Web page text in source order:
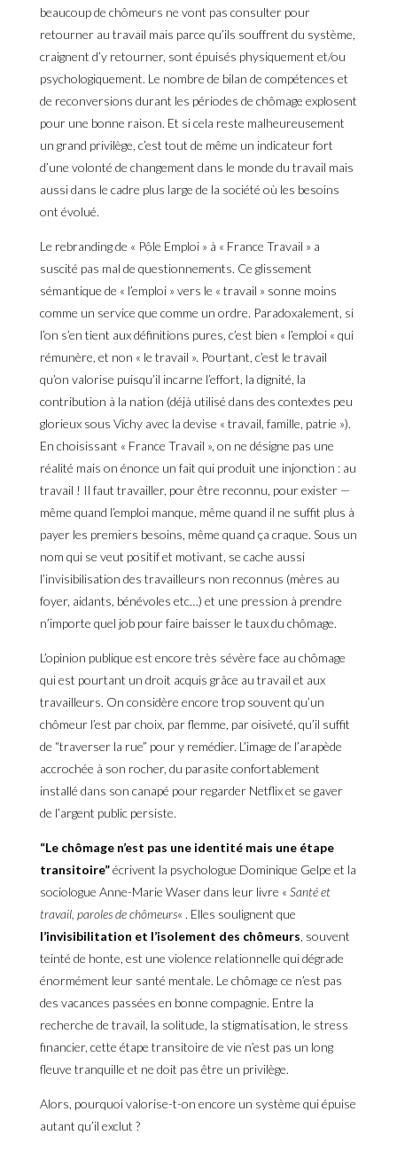
beaucoup de chômeurs ne vont pas consulter pour
retourner au travail mais parce qu’ils souffrent du système,
craignent d’y retourner, sont épuisés physiquement et/ou
psychologiquement. Le nombre de bilan de compétences et
de reconversions durant les périodes de chômage explosent
pour une bonne raison. Et si cela reste malheureusement
un grand privilège, c’est tout de même un indicateur fort
d’une volonté de changement dans le monde du travail mais
aussi dans le cadre plus large de la société où les besoins
ont évolué.
Le rebranding de « Pôle Emploi » à « France Travail » a
suscité pas mal de questionnements. Ce glissement
sémantique de « l’emploi » vers le « travail » sonne moins
comme un service que comme un ordre. Paradoxalement, si
l’on s’en tient aux définitions pures, c’est bien « l’emploi « qui
rémunère, et non « le travail ». Pourtant, c’est le travail
qu’on valorise puisqu’il incarne l’effort, la dignité, la
contribution à la nation (déjà utilisé dans des contextes peu
glorieux sous Vichy avec la devise « travail, famille, patrie »).
En choisissant « France Travail », on ne désigne pas une
réalité mais on énonce un fait qui produit une injonction : au
travail ! Il faut travailler, pour être reconnu, pour exister —
même quand l’emploi manque, même quand il ne suffit plus à
payer les premiers besoins, même quand ça craque. Sous un
nom qui se veut positif et motivant, se cache aussi
l’invisibilisation des travailleurs non reconnus (mères au
foyer, aidants, bénévoles etc…) et une pression à prendre
n’importe quel job pour faire baisser le taux du chômage.
L’opinion publique est encore très sévère face au chômage
qui est pourtant un droit acquis grâce au travail et aux
travailleurs. On considère encore trop souvent qu’un
chômeur l’est par choix, par flemme, par oisiveté, qu’il suffit
de “traverser la rue” pour y remédier. L’image de l’arapède
accrochée à son rocher, du parasite confortablement
installé dans son canapé pour regarder Netflix et se gaver
de l’argent public persiste.
“Le chômage n’est pas une identité mais une étape
transitoire”écrivent la psychologue Dominique Gelpe et la
sociologue Anne-Marie Waser dans leur livre « Santé et
travail, paroles de chômeurs« . Elles soulignent que
l’invisibilitation et l’isolement des chômeurs, souvent
teinté de honte, est une violence relationnelle qui dégrade
énormément leur santé mentale. Le chômage ce n’est pas
des vacances passées en bonne compagnie. Entre la
recherche de travail, la solitude, la stigmatisation, le stress
financier, cette étape transitoire de vie n’est pas un long
fleuve tranquille et ne doit pas être un privilège.
Alors, pourquoi valorise-t-on encore un système qui épuise
autant qu’il exclut ?